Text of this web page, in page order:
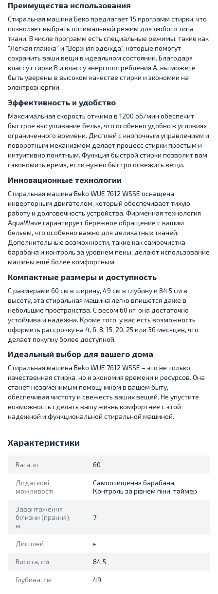
Преимущества использования
Стиральная машина Беко предлагает 15 программ стирки, что
позволяет выбрать оптимальный режим для любого типа
ткани. В числе программ есть специальные режимы, такие как
"Легкая глажка" и "Верхняя одежда", которые помогут
сохранить ваши вещи в идеальном состоянии. Благодаря
классу стирки B и классу энергопотребления A, вы можете
быть уверены в высоком качестве стирки и экономии на
электроэнергии.
Эффективность и удобство
Максимальная скорость отжима в 1200 об/мин обеспечит
быстрое высушивание белья, что особенно удобно в условиях
ограниченного времени. Дисплей с кнопочным управлением и
поворотным механизмом делает процесс стирки простым и
интуитивно понятным. Функция быстрой стирки позволит вам
сэкономить время, если нужно быстро освежить вещи.
Инновационные технологии
Стиральная машина Beko WUE 7612 WSSE оснащена
инверторным двигателем, который обеспечивает тихую
работу и долговечность устройства. Фирменная технология
AquaWave гарантирует бережное обращение с вашим
бельем, что особенно важно для деликатных тканей.
Дополнительные возможности, такие как самоочистка
барабана и контроль за уровнем пены, делают использование
машины ещё более комфортным.
Компактные размеры и доступность
С размерами 60 см в ширину, 49 см в глубину и 84.5 см в
высоту, эта стиральная машина легко впишется даже в
небольшие пространства. С весом 60 кг, она достаточно
устойчива и надежна. Кроме того, у вас есть возможность
оформить рассрочку на 4, 6, 8, 15, 20, 25 или 36 месяцев, что
делает покупку более доступной.
Идеальный выбор для вашего дома
Стиральная машина Beko WUE 7612 WSSE – это не только
качественная стирка, но и экономия времени и ресурсов. Она
станет незаменимым помощником в вашем быту,
обеспечивая чистоту и свежесть ваших вещей. Не упустите
возможность сделать вашу жизнь комфортнее с этой
надежной и функциональной стиральной машиной.
Характеристики
Вага, кг 60
Додаткові
можливості
Самоочищення барабана,
Контроль за рівнем піни, таймер
Завантаження
білизни (прання),
кг
7
Дисплей є
Висота, см 84,5
Глубина, см 49